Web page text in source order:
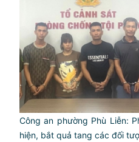
Công an phường Phù Liễn:
hiện, bắt quả tang các đối